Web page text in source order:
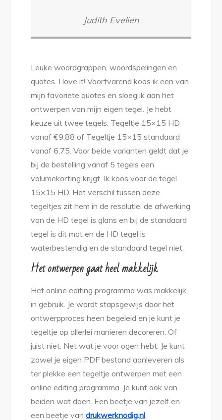
Judith Evelien
Leuke woordgrappen, woordspelingen en
quotes. I love it! Voortvarend koos ik een van
mijn favoriete quotes en sloeg ik aan het
ontwerpen van mijn eigen tegel. Je hebt
keuze uit twee tegels: Tegeltje 15×15 HD
vanaf €9,88 of Tegeltje 15×15 standaard
vanaf 6,75. Voor beide varianten geldt dat je
bij de bestelling vanaf 5 tegels een
volumekorting krijgt. Ik koos voor de tegel
15×15 HD. Het verschil tussen deze
tegeltjes zit hem in de resolutie, de afwerking
van de HD tegel is glans en bij de standaard
tegel is dit mat en de HD tegel is
waterbestendig en de standaard tegel niet.
Het ontwerpen gaat heel makkelijk
Het online editing programma was makkelijk
in gebruik. Je wordt stapsgewijs door het
ontwerpproces heen begeleid en je kunt je
tegeltje op allerlei manieren decoreren. Of
juist niet. Net wat je voor ogen hebt. Je kunt
zowel je eigen PDF bestand aanleveren als
ter plekke een tegeltje ontwerpen met een
online editing programma. Je kunt ook van
beiden wat doen. Een beetje van jezelf en
een beetje vandrukwerknodig.nl.